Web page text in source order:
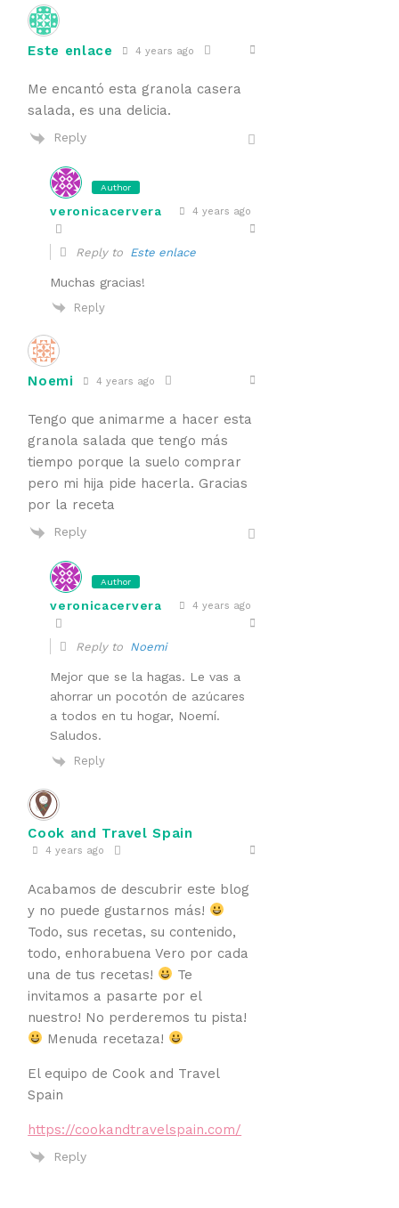
Este enlace 4 years ago
Me encantó esta granola casera
salada, es una delicia.
Reply
Author
veronicacervera 4 years ago
Reply to Este enlace
Muchas gracias!
Reply
Noemi 4 years ago
Tengo que animarme a hacer esta
granola salada que tengo más
tiempo porque la suelo comprar
pero mi hija pide hacerla. Gracias
por la receta
Reply
Author
veronicacervera 4 years ago
Reply to Noemi
Mejor que se la hagas. Le vas a
ahorrar un pocotón de azúcares
a todos en tu hogar, Noemí.
Saludos.
Reply
Cook and Travel Spain
4 years ago
Acabamos de descubrir este blog
y no puede gustarnos más!
Todo, sus recetas, su contenido,
todo, enhorabuena Vero por cada
una de tus recetas!
Te
invitamos a pasarte por el
nuestro! No perderemos tu pista!
Menuda recetaza!
El equipo de Cook and Travel
Spain
https://cookandtravelspain.com/
Reply